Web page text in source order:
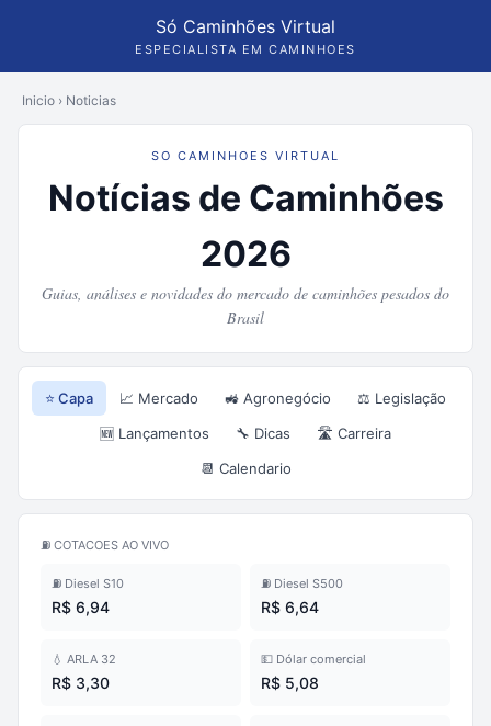
Só Caminhões Virtual
ESPECIALISTA EM CAMINHOES
Inicio › Noticias
SO CAMINHOES VIRTUAL
Notícias de Caminhões
2026
Guias, análises e novidades do mercado de caminhões pesados do
Brasil
⭐ Capa 📈 Mercado 🚜 Agronegócio
⚖️ Legislação
🆕 Lançamentos
🔧 Dicas
🛣️ Carreira
📆 Calendario
⛽ COTACOES AO VIVO
⛽ Diesel S10
R$ 6,94
⛽ Diesel S500
R$ 6,64
💧 ARLA 32
R$ 3,30
💵 Dólar comercial
R$ 5,08